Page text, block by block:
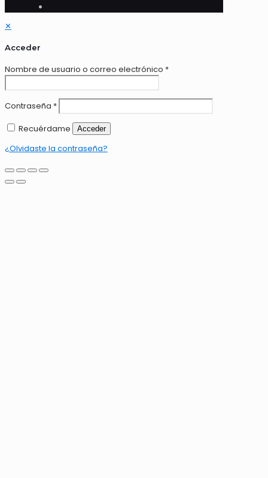
✕
Acceder
Nombre de usuario o correo electrónico *
Contraseña *
Recuérdame
Acceder
¿Olvidaste la contraseña?